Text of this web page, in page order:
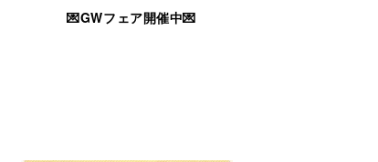
💌GWフェア開催中💌